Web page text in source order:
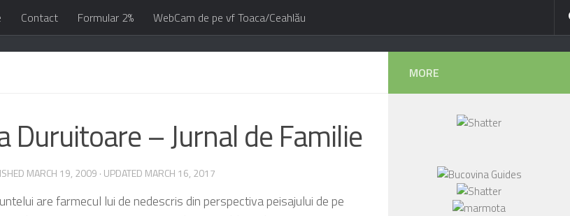
Contact Formular 2% WebCam de pe vf Toaca/Ceahlău
Duruitoare – Jurnal de Familie
MARCH 19, 2009 · UPDATED MARCH 16, 2017
are farmecul lui de nedescris din perspectiva peisajului de pe
MORE